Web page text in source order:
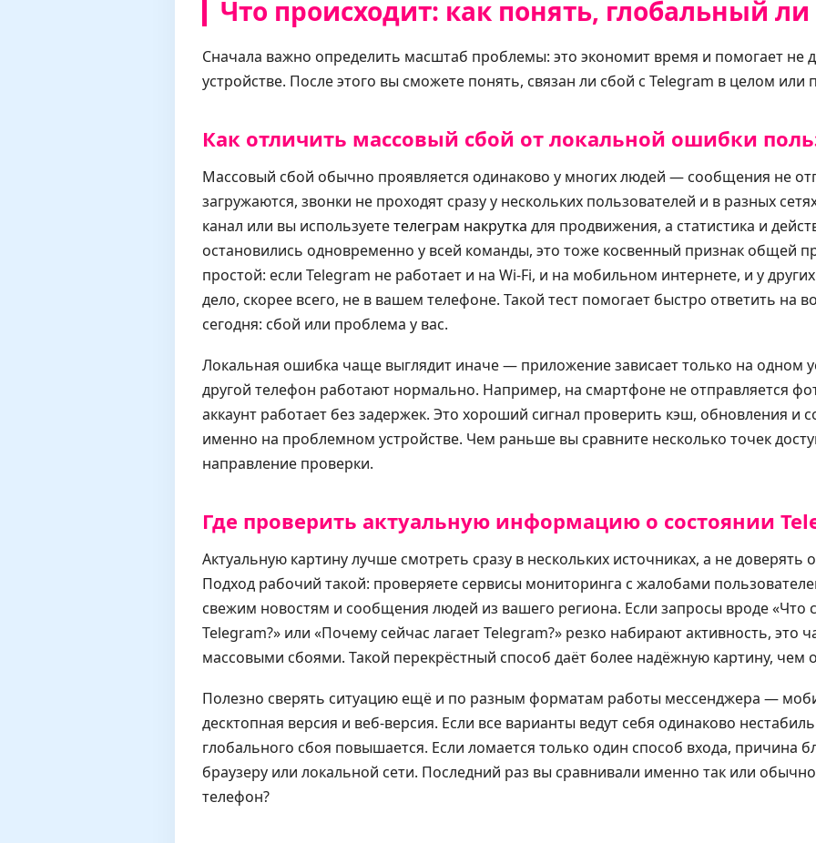
Что происходит: как понять, глобальный ли
Сначала важно определить масштаб проблемы: это экономит время и помогает не
устройстве. После этого вы сможете понять, связан ли сбой с Telegram в целом или
Как отличить массовый сбой от локальной ошибки
Массовый сбой обычно проявляется одинаково у многих людей — сообщения не
загружаются, звонки не проходят сразу у нескольких пользователей и в разных
канал или вы используететелеграм накрутка для продвижения, а статистика и
остановились одновременно у всей команды, это тоже косвенный признак общей
простой: если Telegram не работает и на Wi-Fi, и на мобильном интернете, и у
дело, скорее всего, не в вашем телефоне. Такой тест помогает быстро ответить на
сегодня: сбой или проблема у вас.
Локальная ошибка чаще выглядит иначе — приложение зависает только на одном
другой телефон работают нормально. Например, на смартфоне не отправляется
аккаунт работает без задержек. Это хороший сигнал проверить кэш, обновления и
именно на проблемном устройстве. Чем раньше вы сравните несколько точек
направление проверки.
Где проверить актуальную информацию о состоянии
Актуальную картину лучше смотреть сразу в нескольких источниках, а не
Подход рабочий такой: проверяете сервисы мониторинга с жалобами
свежим новостям и сообщения людей из вашего региона. Если запросы вроде «Что
Telegram?» или «Почему сейчас лагает Telegram?» резко набирают активность, это
массовыми сбоями. Такой перекрёстный способ даёт более надёжную картину, чем
Полезно сверять ситуацию ещё и по разным форматам работы мессенджера —
десктопная версия и веб-версия. Если все варианты ведут себя одинаково
глобального сбоя повышается. Если ломается только один способ входа, причина
браузеру или локальной сети. Последний раз вы сравнивали именно так или
телефон?